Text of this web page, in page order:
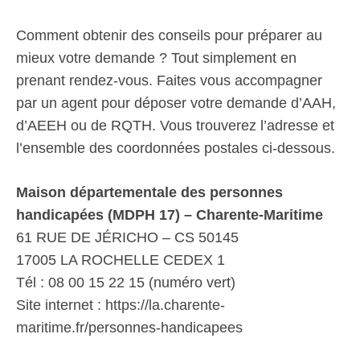
Comment obtenir des conseils pour préparer au
mieux votre demande ? Tout simplement en
prenant rendez-vous. Faites vous accompagner
par un agent pour déposer votre demande d’AAH,
d’AEEH ou de RQTH. Vous trouverez l’adresse et
l’ensemble des coordonnées postales ci-dessous.
Maison départementale des personnes
handicapées (MDPH 17) – Charente-Maritime
61 RUE DE JÉRICHO – CS 50145
17005 LA ROCHELLE CEDEX 1
Tél : 08 00 15 22 15 (numéro vert)
Site internet : https://la.charente-
maritime.fr/personnes-handicapees